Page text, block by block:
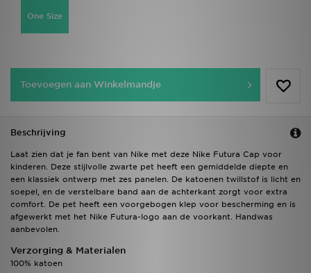
One Size
Toevoegen aan Winkelmandje
Beschrijving
Laat zien dat je fan bent van Nike met deze Nike Futura Cap voor
kinderen. Deze stijlvolle zwarte pet heeft een gemiddelde diepte en
een klassiek ontwerp met zes panelen. De katoenen twillstof is licht en
soepel, en de verstelbare band aan de achterkant zorgt voor extra
comfort. De pet heeft een voorgebogen klep voor bescherming en is
afgewerkt met het Nike Futura-logo aan de voorkant. Handwas
aanbevolen.
Verzorging & Materialen
100% katoen